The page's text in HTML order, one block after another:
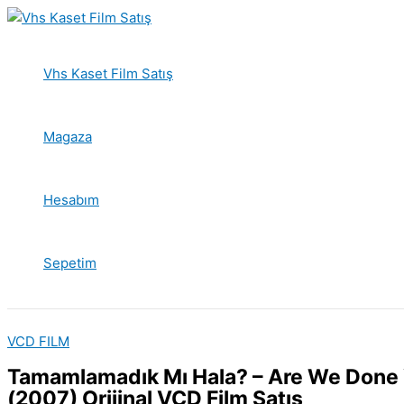
İçeriğe
Vhs Kaset Film Satış
Magaza
Hesabım
Sepetim
VCD FILM
Tamamlamadık Mı Hala? – Are We